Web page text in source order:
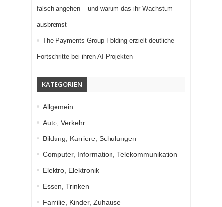
falsch angehen – und warum das ihr Wachstum
ausbremst
The Payments Group Holding erzielt deutliche
Fortschritte bei ihren AI-Projekten
KATEGORIEN
Allgemein
Auto, Verkehr
Bildung, Karriere, Schulungen
Computer, Information, Telekommunikation
Elektro, Elektronik
Essen, Trinken
Familie, Kinder, Zuhause